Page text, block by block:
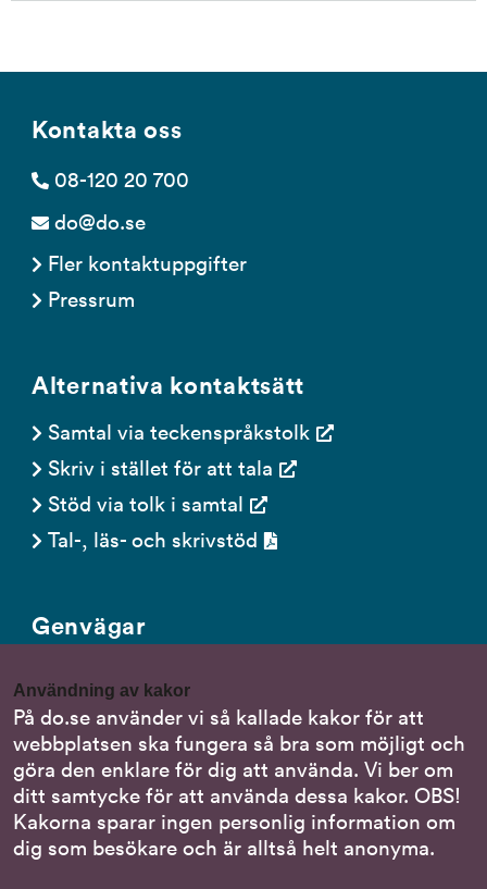
Användning av kakor
På do.se använder vi så kallade kakor för att
webbplatsen ska fungera så bra som möjligt och
göra den enklare för dig att använda. Vi ber om
ditt samtycke för att använda dessa kakor. OBS!
Kakorna sparar ingen personlig information om
dig som besökare och är alltså helt anonyma.
Kontakta oss
08-120 20 700
do@do.se
Fler kontaktuppgifter
Pressrum
Alternativa kontaktsätt
Samtal via teckenspråkstolk
Skriv i stället för att tala
Stöd via tolk i samtal
Tal-, läs- och skrivstöd
Genvägar
Nationella minoritetsspråk
Om DO:s webbplats
Behandling av personuppgifter
Följ oss